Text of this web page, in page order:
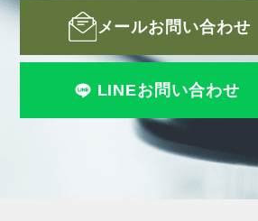
メールお問い合わせ
LINEお問い合わせ